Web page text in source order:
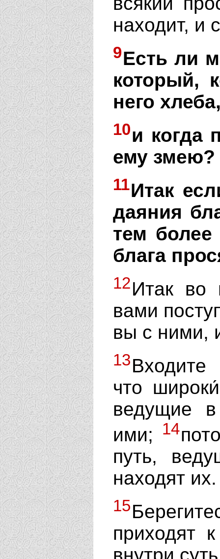
находит, и
9Есть ли
который,
него
10и когда
ему змею?
11Итак
даяния
тем
блага
12Итак во
вами
вы с ними,
13
что
ведущие
ими;
14
путь,
находят их.
15
приходят